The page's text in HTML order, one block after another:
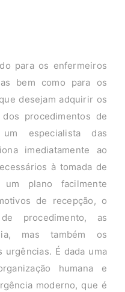
para os enfermeiros
bem como para os
desejam adquirir os
procedimentos de
especialista das
imediatamente ao
à tomada de
um plano facilmente
de recepção, o
procedimento, as
mas também os
urgências. É dada uma
humana e
moderno, que é